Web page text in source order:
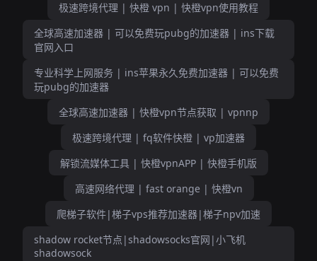
极速跨境代理 | 快橙 vpn | 快橙vpn使用教程
全球高速加速器 | 可以免费玩pubg的加速器 | ins下载
官网入口
专业科学上网服务 | ins苹果永久免费加速器 | 可以免费
玩pubg的加速器
全球高速加速器 | 快橙vpn节点获取 | vpnnp
极速跨境代理 | fq软件快橙 | vp加速器
解锁流媒体工具 | 快橙vpnAPP | 快橙手机版
高速网络代理 | fast orange | 快橙vn
爬梯子软件|梯子vps推荐加速器|梯子npv加速
shadow rocket节点|shadowsocks官网|小飞机
shadowsock